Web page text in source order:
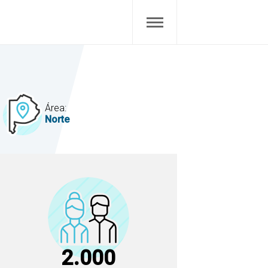
Área:
Norte
2.000